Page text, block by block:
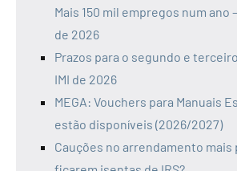
Mais 150 mil empregos num ano
de 2026
Prazos para o segundo e
IMI de 2026
MEGA: Vouchers para Manuais
estão disponíveis (2026/2027)
Cauções no arrendamento mais